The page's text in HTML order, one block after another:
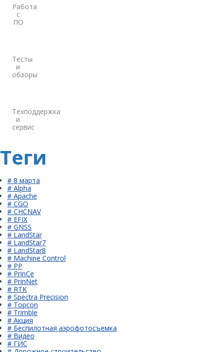
Работа
с
ПО
Тесты
и
обзоры
Техподдержка
и
сервис
Теги
# 8 марта
# Alpha
# Apache
# CGO
# CHCNAV
# EFIX
# GNSS
# LandStar
# LandStar7
# LandStar8
# Machine Control
# PP
# PrinCe
# PrinNet
# RTK
# Spectra Precision
# Topcon
# Trimble
# Акция
# Беспилотная аэрофотосъемка
# Видео
# ГИС